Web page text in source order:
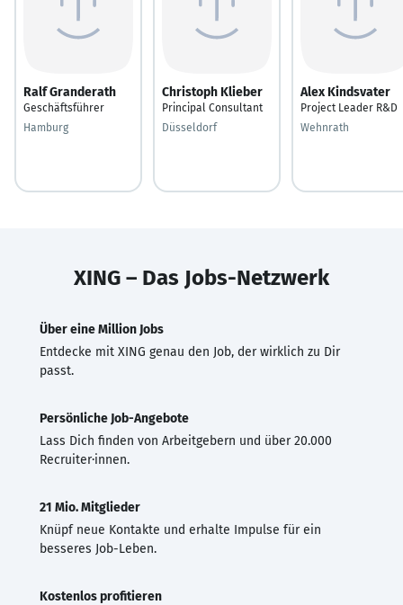
Ralf Granderath
Geschäftsführer
Hamburg
Christoph Klieber
Principal Consultant
Düsseldorf
Alex Kindsvater
Project Leader R&D
Wehnrath
XING – Das Jobs-Netzwerk
Über eine Million Jobs
Entdecke mit XING genau den Job, der wirklich zu Dir
passt.
Persönliche Job-Angebote
Lass Dich finden von Arbeitgebern und über 20.000
Recruiter·innen.
21 Mio. Mitglieder
Knüpf neue Kontakte und erhalte Impulse für ein
besseres Job-Leben.
Kostenlos profitieren